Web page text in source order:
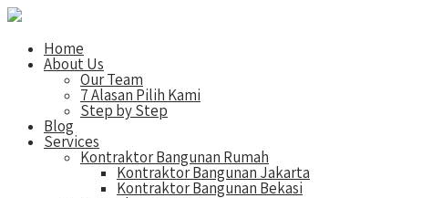
Home
About Us
Our Team
7 Alasan Pilih Kami
Step by Step
Blog
Services
Kontraktor Bangunan Rumah
Kontraktor Bangunan Jakarta
Kontraktor Bangunan Bekasi